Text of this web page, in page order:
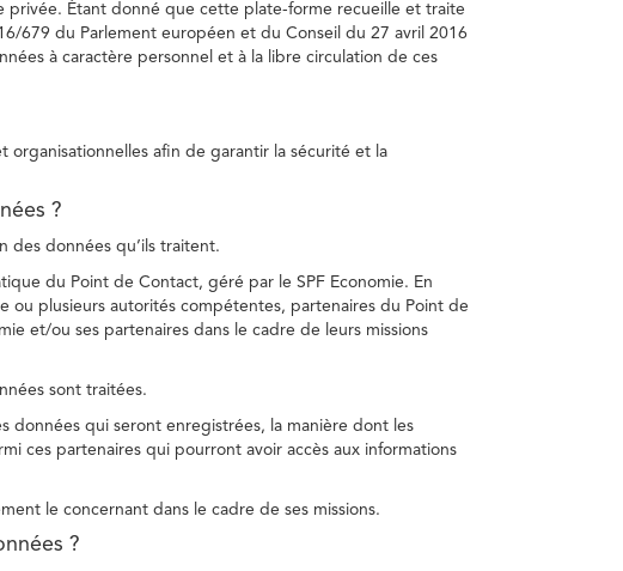
Étant donné que cette plate-forme recueille et traite
679 du Parlement européen et du Conseil du 27 avril 2016
à caractère personnel et à la libre circulation de ces
organisationnelles afin de garantir la sécurité et la
?
des données qu’ils traitent.
du Point de Contact, géré par le SPF Economie. En
plusieurs autorités compétentes, partenaires du Point de
et/ou ses partenaires dans le cadre de leurs missions
sont traitées.
données qui seront enregistrées, la manière dont les
ces partenaires qui pourront avoir accès aux informations
le concernant dans le cadre de ses missions.
?